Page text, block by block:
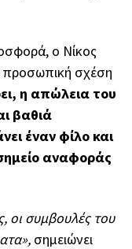
ο Νίκος
προσωπική σχέση
η απώλεια του
βαθιά
έναν φίλο και
αναφοράς
οι συμβουλές του
σημειώνει